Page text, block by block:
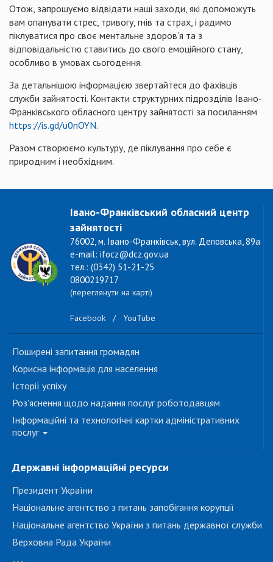
Отож, запрошуємо відвідати наші заходи, які допоможуть
вам опанувати стрес, тривогу, гнів та страх, і радимо
піклуватися про своє ментальне здоров’я та з
відповідальністю ставитись до свого емоційного стану,
особливо в умовах сьогодення.
За детальнішою інформацією звертайтеся до фахівців
служби зайнятості. Контакти структурних підрозділів Івано-
Франківського обласного центру зайнятості за посиланням
https://is.gd/u0nOYN.
Разом створюємо культуру, де піклування про себе є
природним і необхідним.
Івано-Франківський обласний центр
зайнятості
76002, м. Івано-Франківськ, вул. Деповська, 89а
e-mail: ifocz@dcz.gov.ua
тел.: (0342) 51-21-25
0800219717
(переглянути на карті)
Facebook / YouTube
Поширені запитання громадян
Корисна інформація для населення
Історії успіху
Роз'яснення щодо надання послуг роботодавцям
Інформаційні та технологічні картки адміністративних
послуг
Державні інформаційні ресурси
Президент України
Національне агентство з питань запобігання корупції
Національне агентство України з питань державної служби
Верховна Рада України
...